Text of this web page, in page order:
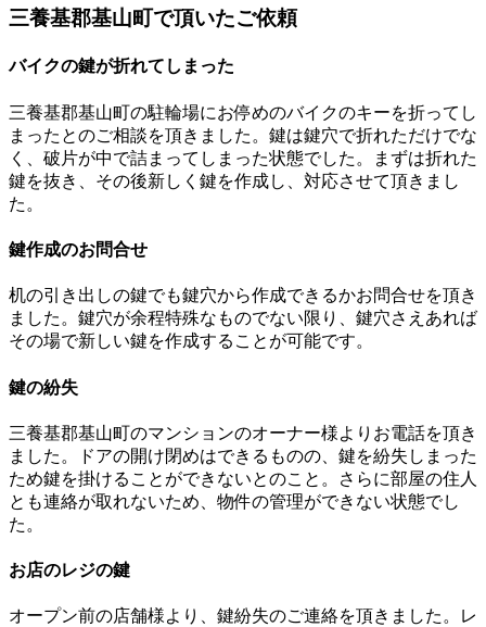
三養基郡基山町で頂いたご依頼
バイクの鍵が折れてしまった
三養基郡基山町の駐輪場にお停めのバイクのキーを折ってし
まったとのご相談を頂きました。鍵は鍵穴で折れただけでな
く、破片が中で詰まってしまった状態でした。まずは折れた
鍵を抜き、その後新しく鍵を作成し、対応させて頂きまし
た。
鍵作成のお問合せ
机の引き出しの鍵でも鍵穴から作成できるかお問合せを頂き
ました。鍵穴が余程特殊なものでない限り、鍵穴さえあれば
その場で新しい鍵を作成することが可能です。
鍵の紛失
三養基郡基山町のマンションのオーナー様よりお電話を頂き
ました。ドアの開け閉めはできるものの、鍵を紛失しまった
ため鍵を掛けることができないとのこと。さらに部屋の住人
とも連絡が取れないため、物件の管理ができない状態でし
た。
お店のレジの鍵
オープン前の店舗様より、鍵紛失のご連絡を頂きました。レ